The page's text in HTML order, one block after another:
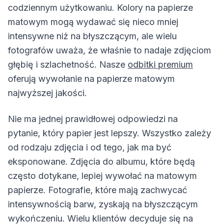
codziennym użytkowaniu. Kolory na papierze
matowym mogą wydawać się nieco mniej
intensywne niż na błyszczącym, ale wielu
fotografów uważa, że właśnie to nadaje zdjęciom
głębię i szlachetność. Nasze odbitki premium
oferują wywołanie na papierze matowym
najwyższej jakości.
Nie ma jednej prawidłowej odpowiedzi na
pytanie, który papier jest lepszy. Wszystko zależy
od rodzaju zdjęcia i od tego, jak ma być
eksponowane. Zdjęcia do albumu, które będą
często dotykane, lepiej wywołać na matowym
papierze. Fotografie, które mają zachwycać
intensywnością barw, zyskają na błyszczącym
wykończeniu. Wielu klientów decyduje się na